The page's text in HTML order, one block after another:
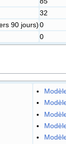
32
90 jours)0
0